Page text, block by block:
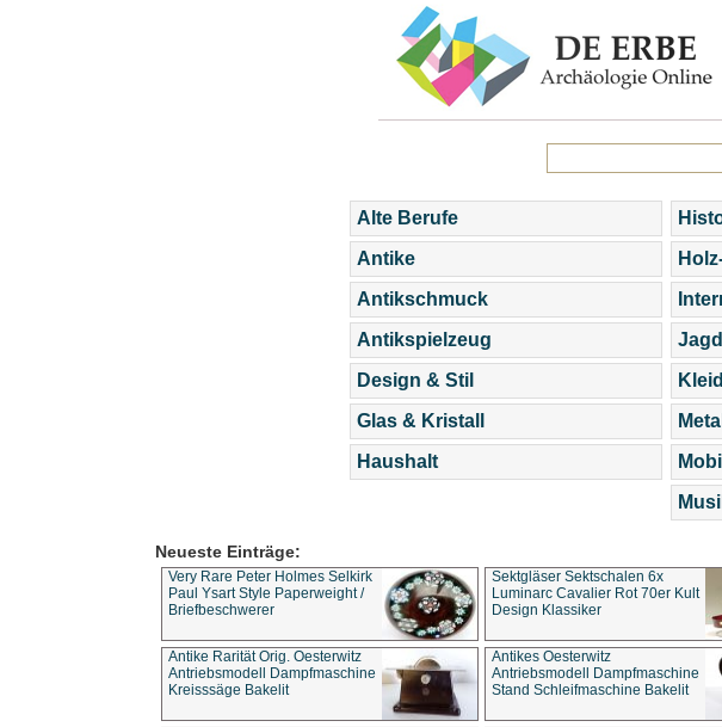
Alte Berufe
Antike
Antikschmuck
Antikspielzeug
Design & Stil
Glas & Kristall
Haushalt
Neueste Einträge:
Very Rare Peter Holmes Selkirk
Paul Ysart Style Paperweight /
Briefbeschwerer
Sektgläser Sektschalen 6x
Luminarc Cavalier Rot 70er Kult
Design Klassiker
Antike Rarität Orig. Oesterwitz
Antriebsmodell Dampfmaschine
Kreisssäge Bakelit
Antikes Oesterwitz
Antriebsmodell Dampfmaschine
Stand Schleifmaschine Bakelit